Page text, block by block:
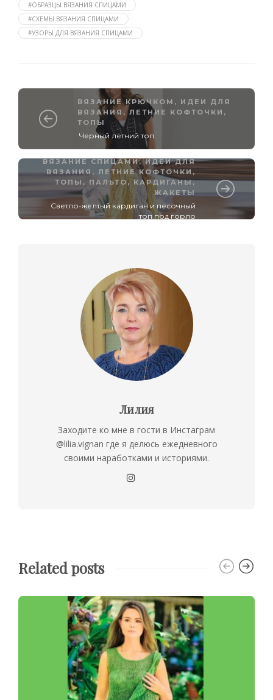
#ОБРАЗЦЫ ВЯЗАНИЯ СПИЦАМИ
#СХЕМЫ ВЯЗАНИЯ СПИЦАМИ
#УЗОРЫ ДЛЯ ВЯЗАНИЯ СПИЦАМИ
ВЯЗАНИЕ КРЮЧКОМ , ИДЕИ ДЛЯ
ВЯЗАНИЯ ,ЛЕТНИЕ КОФТОЧКИ,
ТОПЫ
Черный летний топ.
ВЯЗАНИЕ СПИЦАМИ,ИДЕИ ДЛЯ
ВЯЗАНИЯ , ЛЕТНИЕ КОФТОЧКИ,
ТОПЫ , ПАЛЬТО, КАРДИГАНЫ,
ЖАКЕТЫ
Светло-желтый кардиган и песочный
топ под горло
Лилия
Заходите ко мне в гости в Инстаграм
@lilia.vignan где я делюсь ежедневного
своими наработками и историями.
Related posts